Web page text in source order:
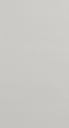
恩沛科技股份有限